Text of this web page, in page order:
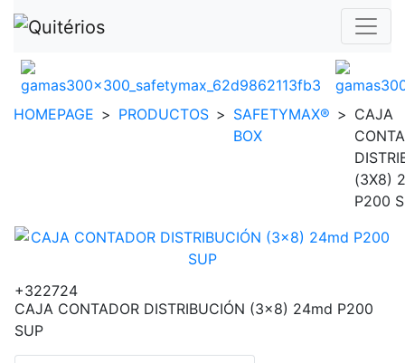
HOMEPAGE > PRODUCTOS > SAFETYMAX®
BOX
> CAJA
(3X8)
P200
+322724
CAJA CONTADOR DISTRIBUCIÓN (3x8) 24md P200
SUP